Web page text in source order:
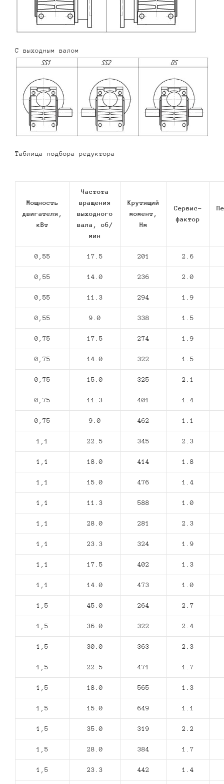
С выходным валом
Таблица подбора редуктора
Мощность
двигателя,
кВт
Частота
вращения
выходного
вала, об/
мин
Крутящий
момент,
Нм
Сервис-
фактор
0,55 17.5 201 2.6
0,55 14.0 236 2.0
0,55 11.3 294 1.9
0,55 9.0 338 1.5
0,75 17.5 274 1.9
0,75 14.0 322 1.5
0,75 15.0 325 2.1
0,75 11.3 401 1.4
0,75 9.0 462 1.1
1,1 22.5 345 2.3
1,1 18.0 414 1.8
1,1 15.0 476 1.4
1,1 11.3 588 1.0
1,1 28.0 281 2.3
1,1 23.3 324 1.9
1,1 17.5 402 1.3
1,1 14.0 473 1.0
1,5 45.0 264 2.7
1,5 36.0 322 2.4
1,5 30.0 363 2.3
1,5 22.5 471 1.7
1,5 18.0 565 1.3
1,5 15.0 649 1.1
1,5 35.0 319 2.2
1,5 28.0 384 1.7
1,5 23.3 442 1.4